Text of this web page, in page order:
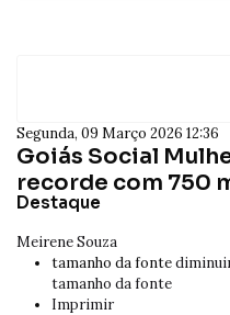
Segunda, 09 Março 2026 12:36
Goiás Social
recorde com 750
Destaque
Meirene Souza
tamanho da fonte
tamanho da fonte
Imprimir